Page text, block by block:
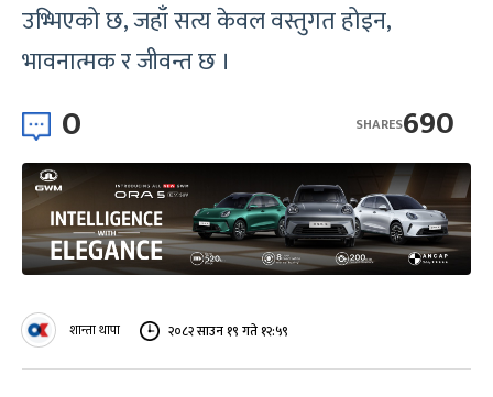
उभ्भिएको छ, जहाँ सत्य केवल वस्तुगत होइन,
भावनात्मक र जीवन्त छ ।
0 690
SHARES
शान्ता थापा २०८२ साउन १९ गते १२:५९